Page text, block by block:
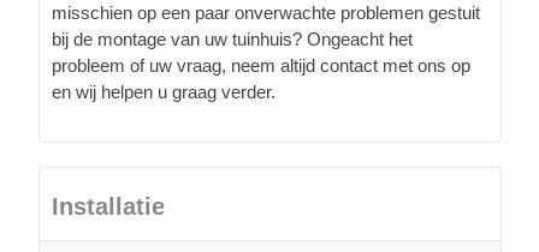
misschien op een paar onverwachte problemen gestuit
bij de montage van uw tuinhuis? Ongeacht het
probleem of uw vraag, neem altijd contact met ons op
en wij helpen u graag verder.
Installatie